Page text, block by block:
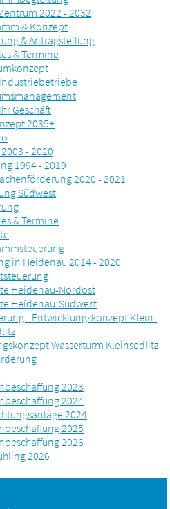
2022 - 2032
& Konzept
& Antragstellung
& Termine
Industriebetriebe
Ihr Geschäft
2035+
- 2020
1994 - 2019
2020 - 2021
Südwest
& Termine
in Heidenau 2014 - 2020
Heidenau-Nordost
Heidenau-Südwest
- Entwicklungskonzept Klein-
Wasserturm Kleinsedlitz
2023
2024
2024
2025
2026
2026